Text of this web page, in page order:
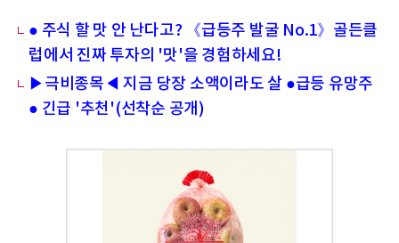
● 주식 할 맛 안 난다고? 《급등주 발굴 No.1》골든클
럽에서 진짜 투자의 '맛'을 경험하세요!
▶극비종목◀ 지금 당장 소액이라도 살 ●급등 유망주
● 긴급 '추천'(선착순 공개)